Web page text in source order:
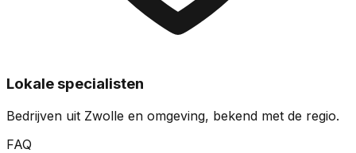
Lokale specialisten
Bedrijven uit Zwolle en omgeving, bekend met de regio.
FAQ